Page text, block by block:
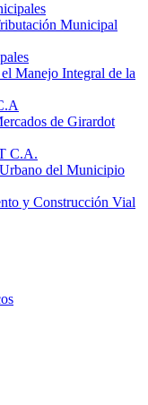
Municipal
Manejo Integral de la
de Girardot
C.A.
del Municipio
y Construcción Vial